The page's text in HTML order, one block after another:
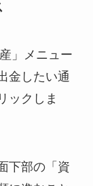
」メニュー
金したい通
ックしま
下部の「資